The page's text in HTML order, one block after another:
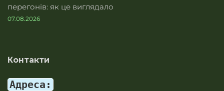
перегонів: як це виглядало
07.08.2026
Контакти
Адреса: